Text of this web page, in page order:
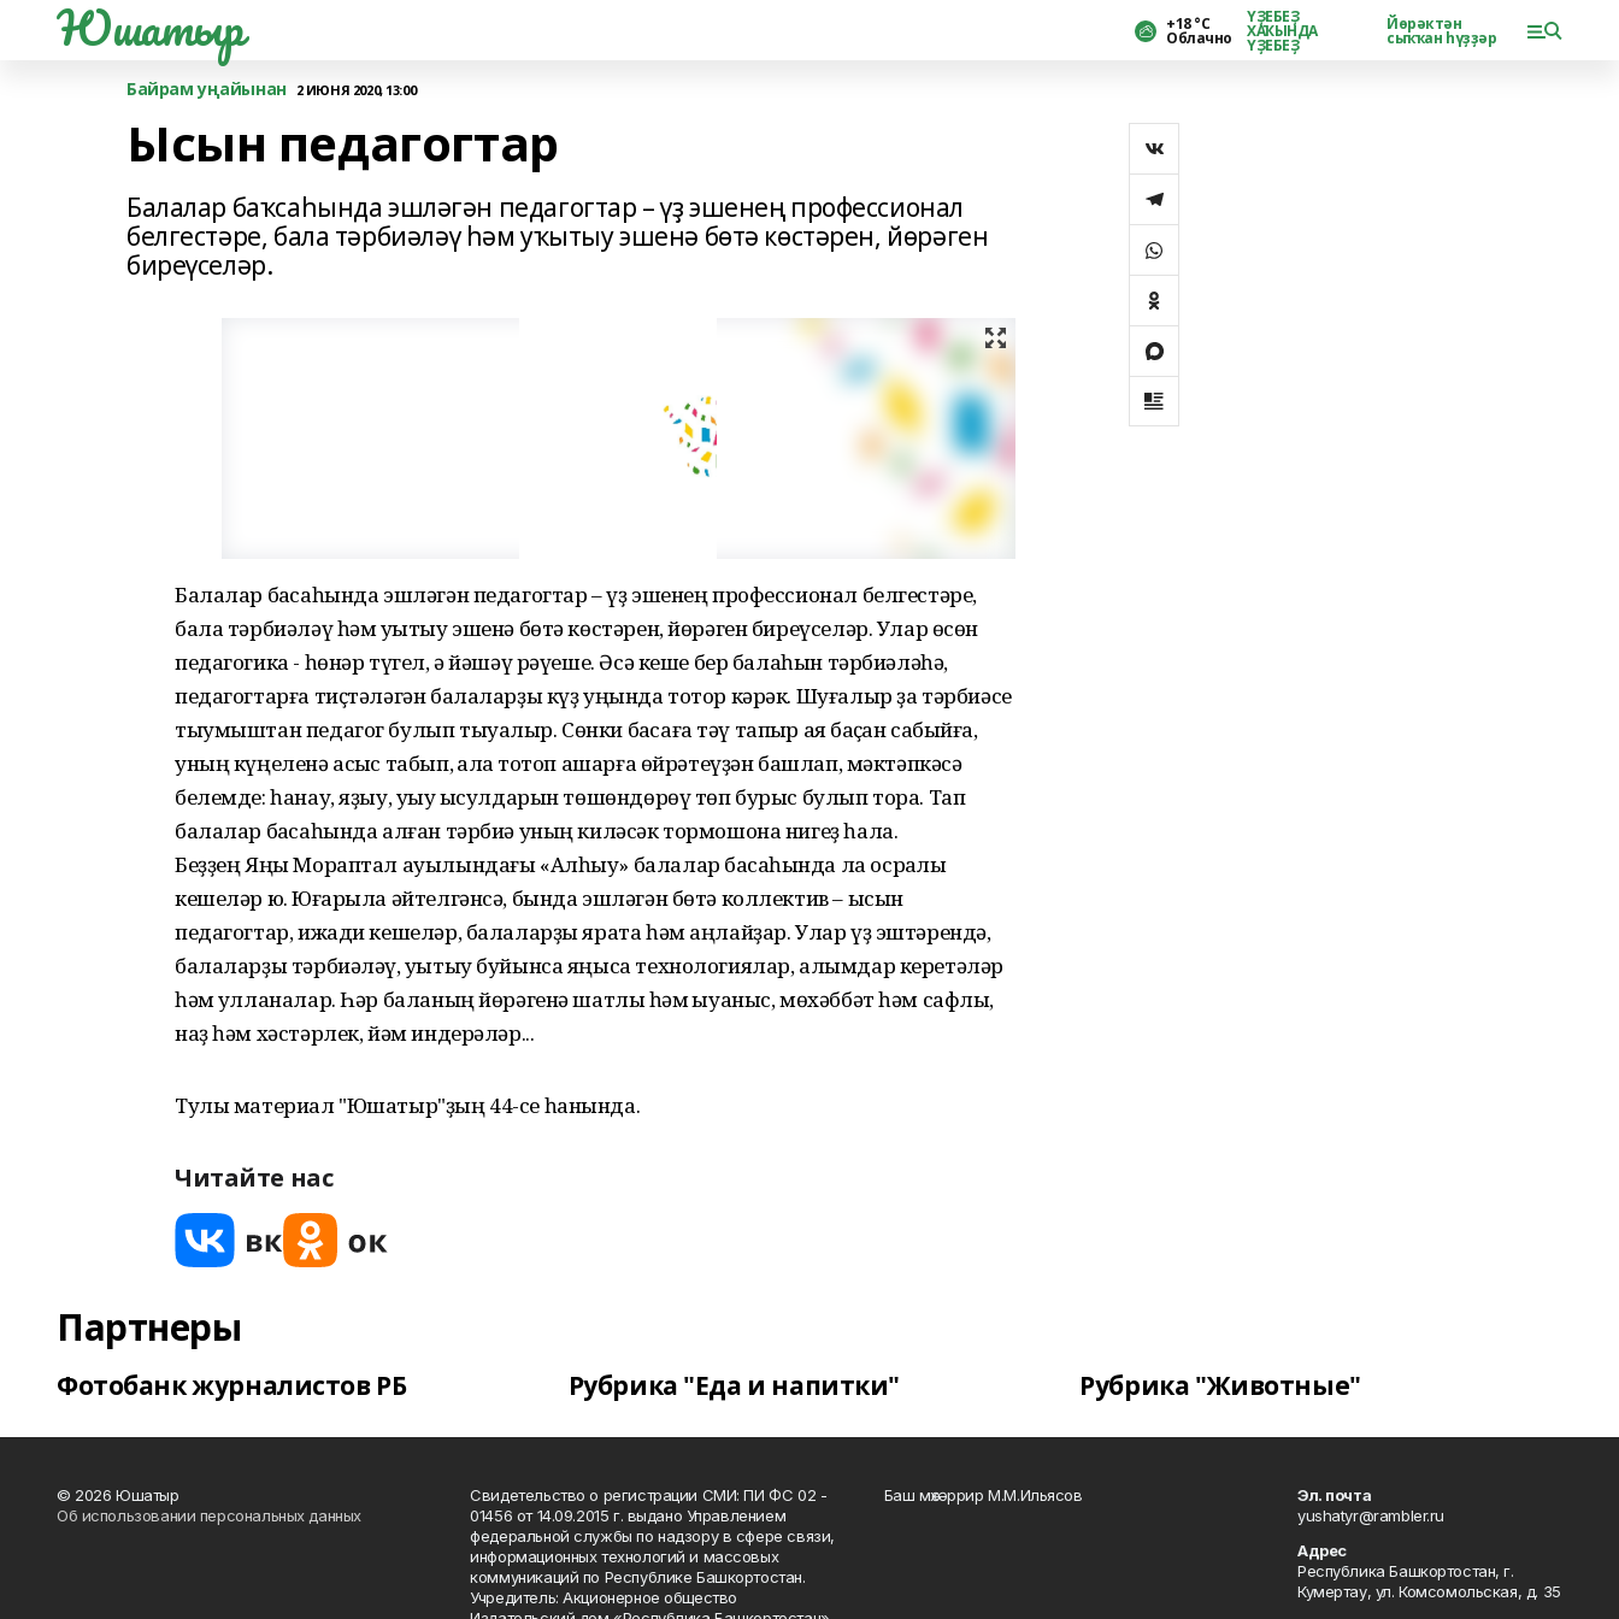
Юшатыр +18 °С
Облачно
ҮҘЕБЕҘ
ХАҠЫНДА
ҮҘЕБЕҘ
Йөрәктән
сыҡҡан һүҙҙәр
Байрам уңайынан 2 ИЮНЯ 2020, 13:00
Ысын педагогтар
Балалар баҡсаһында эшләгән педагогтар – үҙ эшенең профессионал
белгестәре, бала тәрбиәләү һәм уҡытыу эшенә бөтә көстәрен, йөрәген
биреүселәр.
Балалар баҡсаһында эшләгән педагогтар – үҙ эшенең профессионал белгестәре,
бала тәрбиәләү һәм уҡытыу эшенә бөтә көстәрен, йөрәген биреүселәр. Улар өсөн
педагогика - һөнәр түгел, ә йәшәү рәүеше. Әсә кеше бер балаһын тәрбиәләһә,
педагогтарға тиҫтәләгән балаларҙы күҙ уңында тотор кәрәк. Шуғалыр ҙа тәрбиәсе
тыумыштан педагог булып тыуалыр. Сөнки баҡсаға тәү тапҡыр аяҡ баҫҡан сабыйға,
уның күңеленә асҡыс табып, ҡалаҡ тотоп ашарға өйрәтеүҙән башлап, мәктәпкәсә
белемде: һанау, яҙыу, уҡыу ысулдарын төшөндөрөү төп бурыс булып тора. Тап
балалар баҡсаһында алған тәрбиә уның киләсәк тормошона нигеҙ һала.
Беҙҙең Яңы Мораптал ауылындағы «Алһыу» балалар баҡсаһында ла осраҡлы
кешеләр юҡ. Юғарыла әйтелгәнсә, бында эшләгән бөтә коллектив – ысын
педагогтар, ижади кешеләр, балаларҙы ярата һәм аңлайҙар. Улар үҙ эштәрендә,
балаларҙы тәрбиәләү, уҡытыу буйынса яңыса технологиялар, алымдар керетәләр
һәм ҡулланалар. Һәр баланың йөрәгенә шатлыҡ һәм ҡыуаныс, мөхәббәт һәм сафлыҡ,
наҙ һәм хәстәрлек, йәм индерәләр...
Тулы материал "Юшатыр"ҙың 44-се һанында.
Читайте нас
Партнеры
Фотобанк журналистов РБ Рубрика "Еда и напитки" Рубрика "Животные"
© 2026 Юшатыр
Об использовании персональных данных
Свидетельство о регистрации СМИ: ПИ ФС 02 -
01456 от 14.09.2015 г. выдано Управлением
федеральной службы по надзору в сфере связи,
информационных технологий и массовых
коммуникаций по Республике Башкортостан.
Учредитель: Акционерное общество
Баш мөхәррир М.М.Ильясов
Эл. почта
yushatyr@rambler.ru
Адрес
Республика Башкортостан, г.
Кумертау, ул. Комсомольская, д. 35